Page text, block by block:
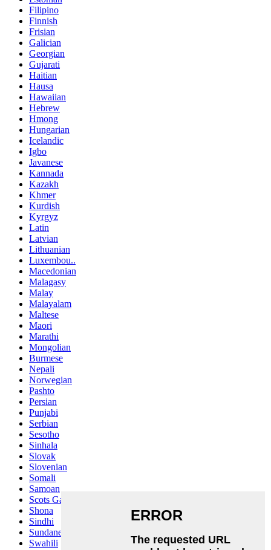
Filipino
Finnish
Frisian
Galician
Georgian
Gujarati
Haitian
Hausa
Hawaiian
Hebrew
Hmong
Hungarian
Icelandic
Igbo
Javanese
Kannada
Kazakh
Khmer
Kurdish
Kyrgyz
Latin
Latvian
Lithuanian
Luxembou..
Macedonian
Malagasy
Malay
Malayalam
Maltese
Maori
Marathi
Mongolian
Burmese
Nepali
Norwegian
Pashto
Persian
Punjabi
Serbian
Sesotho
Sinhala
Slovak
Slovenian
Somali
Samoan
Scots Gaelic
Shona
Sindhi
Sundanese
Swahili